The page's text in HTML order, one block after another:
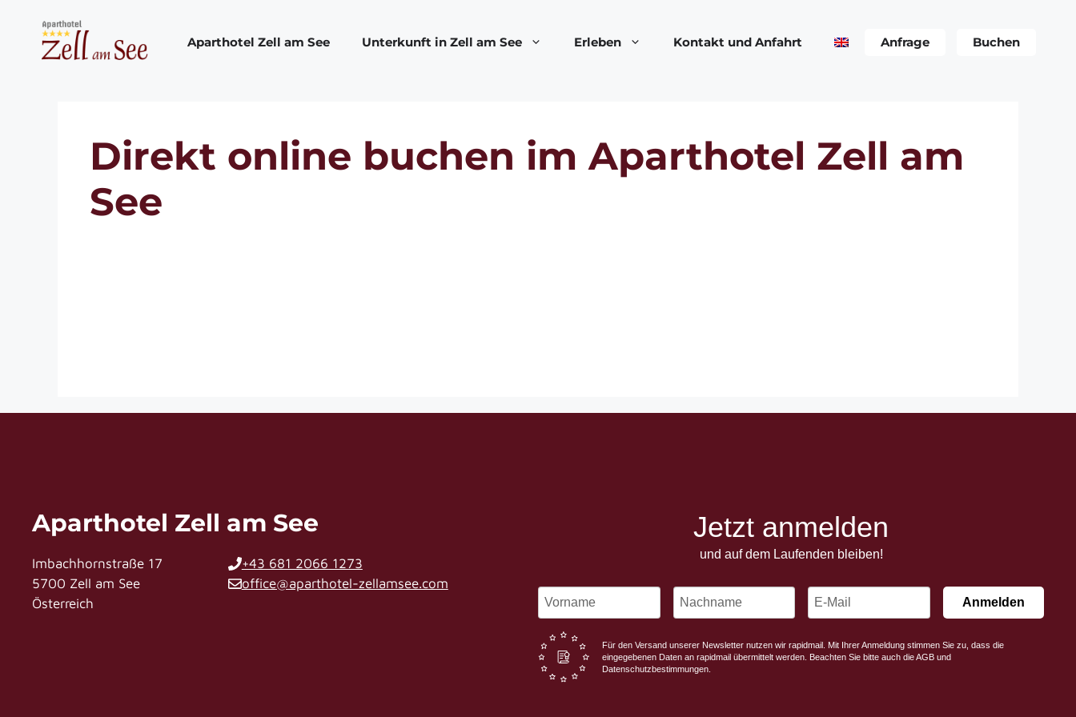
springen
Aparthotel Zell am See Unterkunft in Zell am See Erleben Kontakt und Anfahrt Anfrage Buchen
Direkt online buchen im Aparthotel Zell am
See
Aparthotel Zell am See
Imbachhornstraße 17
5700 Zell am See
Österreich
+43 681 2066 1273
office@aparthotel-zellamsee.com
Jetzt anmelden
und auf dem Laufenden bleiben!
Anmelden
Für den Versand unserer Newsletter nutzen wir rapidmail. Mit Ihrer Anmeldung stimmen Sie zu, dass die
eingegebenen Daten an rapidmail übermittelt werden. Beachten Sie bitte auch die AGB und
Datenschutzbestimmungen.